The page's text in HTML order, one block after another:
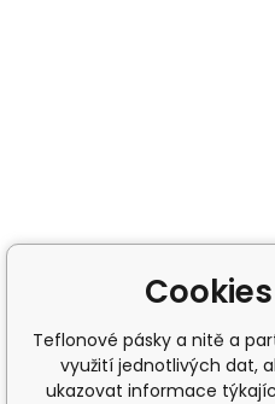
Cookies
Teflonové pásky a nitě a
využití jednotlivých dat,
ukazovat informace